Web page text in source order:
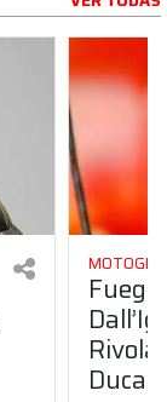
MOTOGP
Ducati